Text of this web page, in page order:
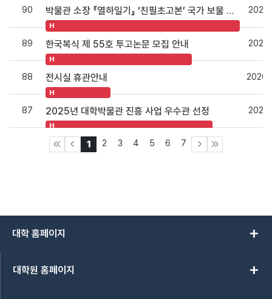
90 박물관 소장 『열하일기』 ‘친필초고본’ 국가 보물 지정
H
89 한국복식 제 55호 투고논문 모집 안내
H
88 전시실 휴관안내
H
87 2025년 대학박물관 진흥 사업 우수관 선정
H
1 2 3 4 5 6 7
대학 홈페이지 add
대학원 홈페이지 add